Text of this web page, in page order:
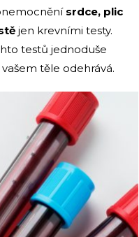
srdce, plic
jen krevními testy.
testů jednoduše
těle odehrává.